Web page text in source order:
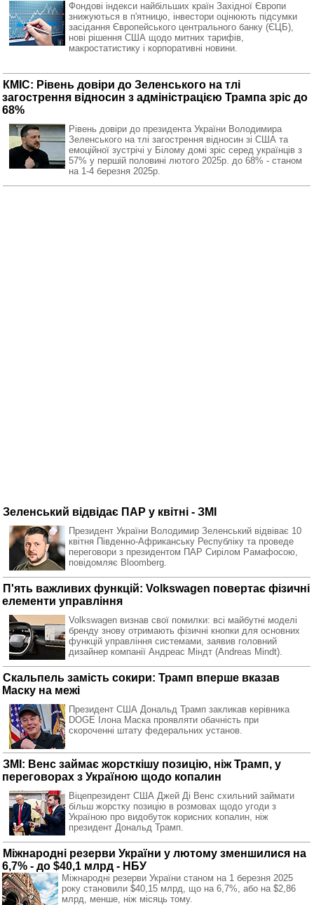
Фондові індекси найбільших країн Західної Європи
знижуються в п'ятницю, інвестори оцінюють підсумки
засідання Європейського центрального банку (ЄЦБ),
нові рішення США щодо митних тарифів,
макростатистику і корпоративні новини.
КМІС: Рівень довіри до Зеленського на тлі
загострення відносин з адміністрацією Трампа зріс до
68%
Рівень довіри до президента України Володимира
Зеленського на тлі загострення відносин зі США та
емоційної зустрічі у Білому домі зріс серед українців з
57% у першій половині лютого 2025р. до 68% - станом
на 1-4 березня 2025р.
Зеленський відвідає ПАР у квітні - ЗМІ
Президент України Володимир Зеленський відвіває 10
квітня Південно-Африканську Республіку та проведе
переговори з президентом ПАР Сирілом Рамафосою,
повідомляє Bloomberg.
П'ять важливих функцій: Volkswagen повертає фізичні
елементи управління
Volkswagen визнав свої помилки: всі майбутні моделі
бренду знову отримають фізичні кнопки для основних
функцій управління системами, заявив головний
дизайнер компанії Андреас Міндт (Andreas Mindt).
Скальпель замість сокири: Трамп вперше вказав
Маску на межі
Президент США Дональд Трамп закликав керівника
DOGE Ілона Маска проявляти обачність при
скороченні штату федеральних установ.
ЗМІ: Венс займає жорсткішу позицію, ніж Трамп, у
переговорах з Україною щодо копалин
Віцепрезидент США Джей Ді Венс схильний займати
більш жорстку позицію в розмовах щодо угоди з
Україною про видобуток корисних копалин, ніж
президент Дональд Трамп.
Міжнародні резерви України у лютому зменшилися на
6,7% - до $40,1 млрд - НБУ
Міжнародні резерви України станом на 1 березня 2025
року становили $40,15 млрд, що на 6,7%, або на $2,86
млрд, менше, ніж місяць тому.